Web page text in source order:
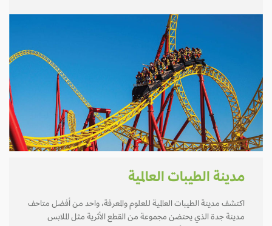
مدينة الطيبات العالمية
اكتشف مدينة الطيبات العالمية للعلوم والمعرفة، واحد من أفضل متاحف
مدينة جدة الذي يحتضن مجموعة من القطع الأثرية مثل الملابس